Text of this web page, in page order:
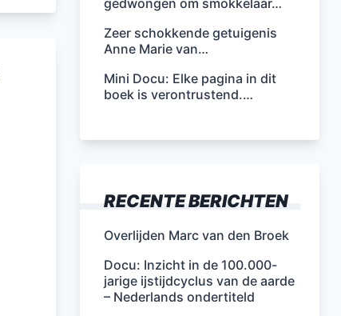
gedwongen om smokkelaar…
Zeer schokkende getuigenis
Anne Marie van…
Mini Docu: Elke pagina in dit
boek is verontrustend.…
RECENTE BERICHTEN
Overlijden Marc van den Broek
Docu: Inzicht in de 100.000-
jarige ijstijdcyclus van de aarde
– Nederlands ondertiteld